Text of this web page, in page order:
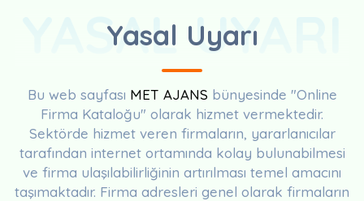
Yasal Uyarı
YASAL UYARI
Bu web sayfası MET AJANS bünyesinde "Online
Firma Kataloğu" olarak hizmet vermektedir.
Sektörde hizmet veren firmaların, yararlanıcılar
tarafından internet ortamında kolay bulunabilmesi
ve firma ulaşılabilirliğinin artırılması temel amacını
taşımaktadır. Firma adresleri genel olarak firmaların